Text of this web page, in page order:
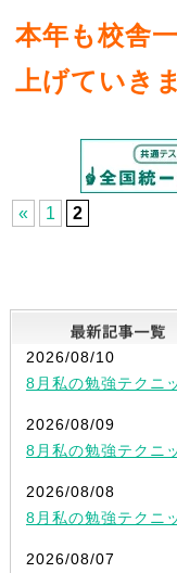
本年も校舎
上げていき
« 1 2
2026/08/10
8月私の勉強テクニ
2026/08/09
8月私の勉強テクニ
2026/08/08
8月私の勉強テクニ
2026/08/07